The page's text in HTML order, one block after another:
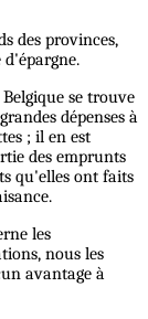
des provinces,
d'épargne.
se trouve
dépenses à
; il en est
des emprunts
qu'elles ont faits
les
nous les
avantage à